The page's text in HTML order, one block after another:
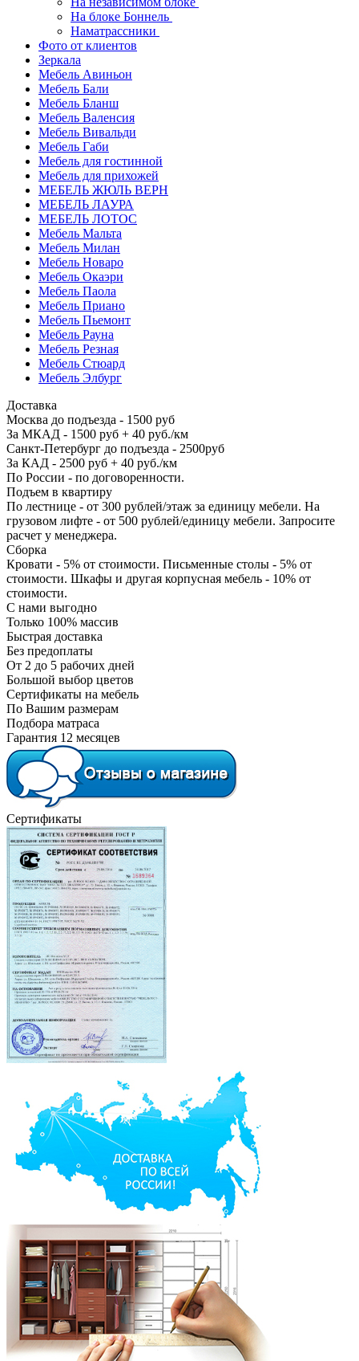
На блоке Боннель
Наматрассники
Фото от клиентов
Зеркала
Мебель Авиньон
Мебель Бали
Мебель Бланш
Мебель Валенсия
Мебель Вивальди
Мебель Габи
Мебель для гостинной
Мебель для прихожей
МЕБЕЛЬ ЖЮЛЬ ВЕРН
МЕБЕЛЬ ЛАУРА
МЕБЕЛЬ ЛОТОС
Мебель Мальта
Мебель Милан
Мебель Новаро
Мебель Окаэри
Мебель Паола
Мебель Приано
Мебель Пьемонт
Мебель Рауна
Мебель Резная
Мебель Стюард
Мебель Элбург
Доставка
Москва до подъезда - 1500 руб
За МКАД - 1500 руб + 40 руб./км
Санкт-Петербург до подъезда - 2500руб
За КАД - 2500 руб + 40 руб./км
По России - по договоренности.
Подъем в квартиру
По лестнице - от 300 рублей/этаж за единицу мебели. На
грузовом лифте - от 500 рублей/единицу мебели. Запросите
расчет у менеджера.
Сборка
Кровати - 5% от стоимости. Письменные столы - 5% от
стоимости. Шкафы и другая корпусная мебель - 10% от
стоимости.
С нами выгодно
Только 100% массив
Быстрая доставка
Без предоплаты
От 2 до 5 рабочих дней
Большой выбор цветов
Сертификаты на мебель
По Вашим размерам
Подбора матраса
Гарантия 12 месяцев
Сертификаты